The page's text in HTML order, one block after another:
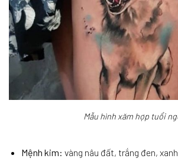
Mẫu hình xăm hợp tuổi
Mệnh kim: vàng nâu đất, trắng đen,